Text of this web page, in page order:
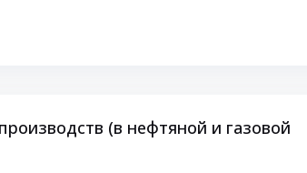
(в нефтяной и газовой